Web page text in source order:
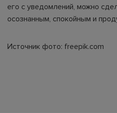
его с уведомлений, можно
осознанным, спокойным и
Источник фото: freepik.com